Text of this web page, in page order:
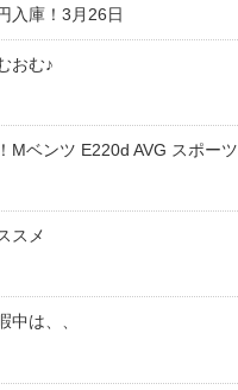
入庫！3月26日
おむ♪
Mベンツ E220d AVG スポーツ
スメ
中は、、